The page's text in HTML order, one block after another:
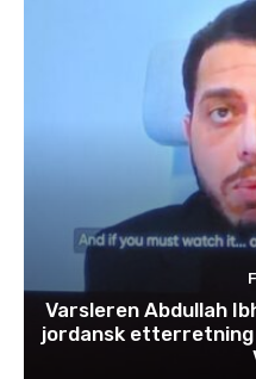
Varsleren Abdullah
jordansk